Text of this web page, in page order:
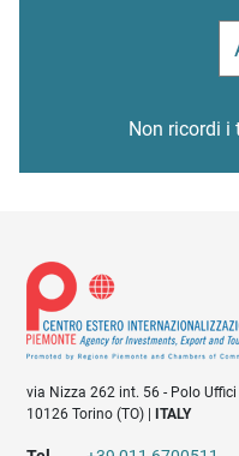
Non ricordi i
via Nizza 262 int. 56 - Polo
10126 Torino (TO) |
ITALY